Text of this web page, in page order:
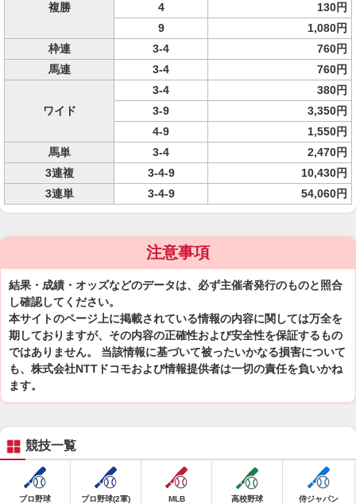
複勝
4
130円
9
1,080円
枠連
3-4
760円
馬連
3-4 760円
ワイド
3-4
380円
3-9
3,350円
4-9
1,550円
馬単
3-4
2,470円
3連複
3-4-9
10,430円
3連単
3-4-9 54,060円
注意事項
結果・成績・オッズなどのデータは、必ず主催者発行のものと照合
し確認してください。
本サイトのページ上に掲載されている情報の内容に関しては万全を
期しておりますが、その内容の正確性および安全性を保証するもの
ではありません。 当該情報に基づいて被ったいかなる損害について
も、株式会社NTTドコモおよび情報提供者は一切の責任を負いかね
ます。
競技一覧
プロ野球 プロ野球(2軍) MLB 高校野球 侍ジャパン